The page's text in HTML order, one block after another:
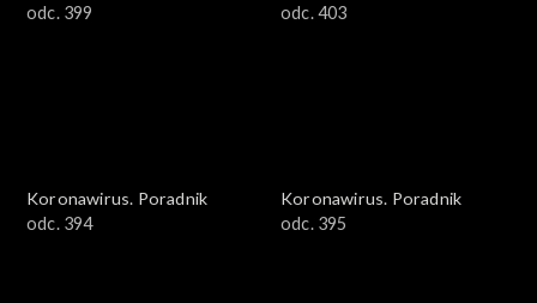
odc. 399
odc. 403
Koronawirus. Poradnik
odc. 394
Koronawirus. Poradnik
odc. 395